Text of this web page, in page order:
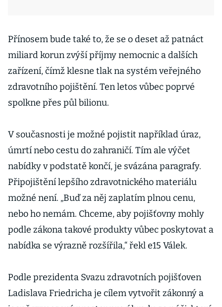
Přínosem bude také to, že se o deset až patnáct
miliard korun zvýší příjmy nemocnic a dalších
zařízení, čímž klesne tlak na systém veřejného
zdravotního pojištění. Ten letos vůbec poprvé
spolkne přes půl bilionu.
V současnosti je možné pojistit například úraz,
úmrtí nebo cestu do zahraničí. Tím ale výčet
nabídky v podstatě končí, je svázána paragrafy.
Připojištění lepšího zdravotnického materiálu
možné není. „Buď za něj zaplatím plnou cenu,
nebo ho nemám. Chceme, aby pojišťovny mohly
podle zákona takové produkty vůbec poskytovat a
nabídka se výrazně rozšířila,“ řekl e15 Válek.
Podle prezidenta Svazu zdravotních pojišťoven
Ladislava Friedricha je cílem vytvořit zákonný a